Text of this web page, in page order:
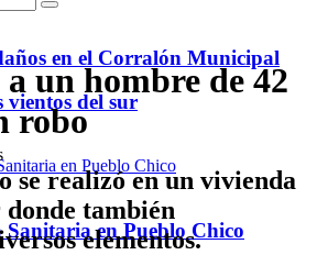
en el Corralón Municipal
vientos del sur
Sanitaria en Pueblo Chico
un hombre de 42
robo
se realizó en un vivienda
también
elementos.